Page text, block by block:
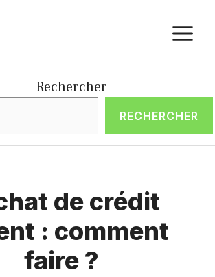
Rechercher
RECHERCHER
de crédit
: comment
faire ?